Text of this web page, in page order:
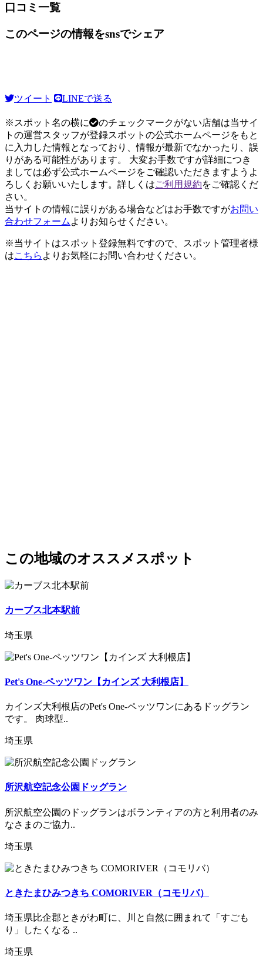
口コミ一覧
このページの情報をsnsでシェア
ツイート LINEで送る
※スポット名の横に
のチェックマークがない店舗は当サイ
トの運営スタッフが登録スポットの公式ホームページをもと
に入力した情報となっており、情報が最新でなかったり、誤
りがある可能性があります。 大変お手数ですが詳細につき
ましては必ず公式ホームページをご確認いただきますようよ
ろしくお願いいたします。詳しくはご利用規約をご確認くだ
さい。
当サイトの情報に誤りがある場合などはお手数ですがお問い
合わせフォーム よりお知らせください。
※当サイトはスポット登録無料ですので、スポット管理者様
はこちら よりお気軽にお問い合わせください。
この地域のオススメスポット
カーブス北本駅前
埼玉県
Pet's One-ペッツワン【カインズ 大利根店】
カインズ大利根店のPet's One-ペッツワンにあるドッグラン
です。 肉球型..
埼玉県
所沢航空記念公園ドッグラン
所沢航空公園のドッグランはボランティアの方と利用者のみ
なさまのご協力..
埼玉県
ときたまひみつきち COMORIVER（コモリバ）
埼玉県比企郡ときがわ町に、川と自然に囲まれて「すごも
り」したくなる ..
埼玉県